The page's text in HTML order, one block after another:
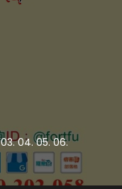
03. 04. 05. 06.